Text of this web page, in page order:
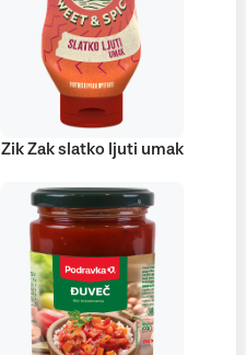
Zik Zak slatko ljuti umak